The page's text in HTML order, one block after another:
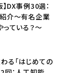
DX事例30選：
介～有名企業
ている？～
る「はじめての